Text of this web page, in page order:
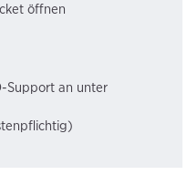
öffnen
Support an unter